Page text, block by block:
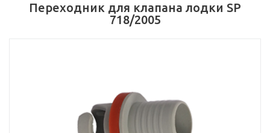
Переходник для клапана лодки SP
718/2005